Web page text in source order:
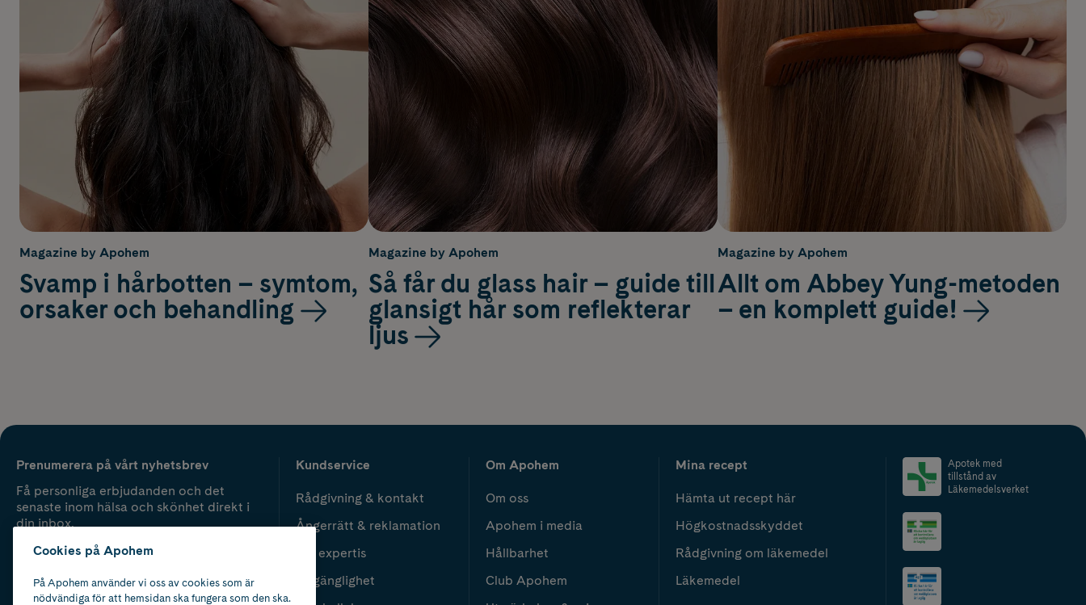
Magazine by Apohem
Svamp i hårbotten – symtom,
orsaker och behandling
Magazine by Apohem
Så får du glass hair – guide till
glansigt hår som reflekterar
ljus
Magazine by Apohem
Allt om Abbey Yung-metoden
– en komplett guide!
Prenumerera på vårt nyhetsbrev
Få personliga erbjudanden och det
senaste inom hälsa och skönhet direkt i
din inbox.
Kundservice
Rådgivning & kontakt
Ångerrätt & reklamation
Vår expertis
Tillgänglighet
Om Apohem
Om oss
Apohem i media
Hållbarhet
Club Apohem
Mina recept
Hämta ut recept här
Högkostnadsskyddet
Rådgivning om läkemedel
Läkemedel
Apotek med
tillstånd av
Läkemedelsverket
Cookies på Apohem
På Apohem använder vi oss av cookies som är
nödvändiga för att hemsidan ska fungera som den ska.